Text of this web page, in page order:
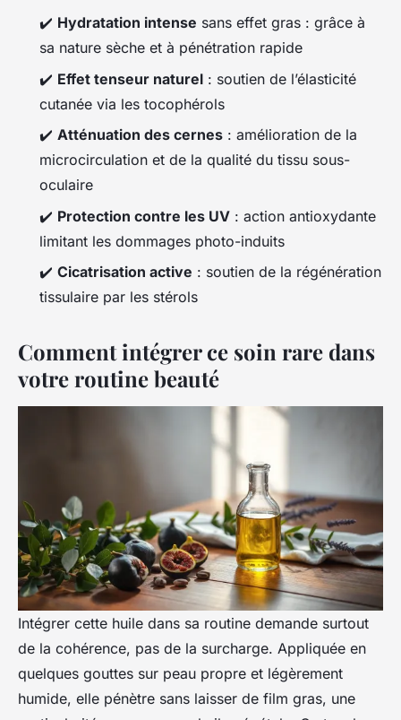
✔️ Hydratation intense sans effet gras : grâce à
sa nature sèche et à pénétration rapide
✔️ Effet tenseur naturel : soutien de l’élasticité
cutanée via les tocophérols
✔️ Atténuation des cernes : amélioration de la
microcirculation et de la qualité du tissu sous-
oculaire
✔️ Protection contre les UV : action antioxydante
limitant les dommages photo-induits
✔️ Cicatrisation active : soutien de la régénération
tissulaire par les stérols
Comment intégrer ce soin rare dans
votre routine beauté
Intégrer cette huile dans sa routine demande surtout
de la cohérence, pas de la surcharge. Appliquée en
quelques gouttes sur peau propre et légèrement
humide, elle pénètre sans laisser de film gras, une